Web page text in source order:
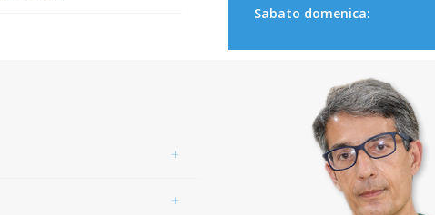
Sabato domenica: